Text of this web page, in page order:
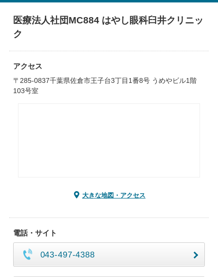
医療法人社団MC884 はやし眼科臼井クリニッ
ク
アクセス
〒285-0837千葉県佐倉市王子台3丁目1番8号 うめやビル1階
103号室
大きな地図・アクセス
電話・サイト
043-497-4388